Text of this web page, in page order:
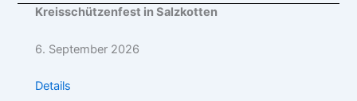
Kreisschützenfest in Salzkotten
6. September 2026
Details